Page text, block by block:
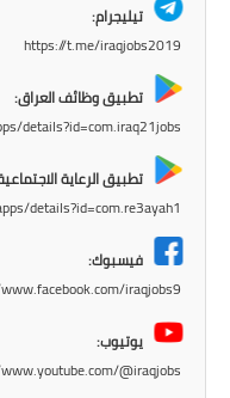
تيليجرام:
https://t.me/iraqjobs2019
تطبيق وظائف العراق:
details?id=com.iraq21jobs
تطبيق الرعاية
details?id=com.re3ayah1
فيسبوك:
iraqjobs9
يوتيوب:
@iraqjobs